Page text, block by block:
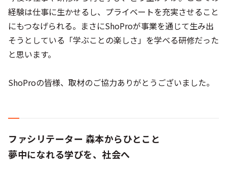
経験は仕事に生かせるし、プライベートを充実させること
にもつなげられる。まさにShoProが事業を通じて生み出
そうとしている「学ぶことの楽しさ」を学べる研修だった
と思います。
ShoProの皆様、取材のご協力ありがとうございました。
ファシリテーター 森本からひとこと
夢中になれる学びを、社会へ